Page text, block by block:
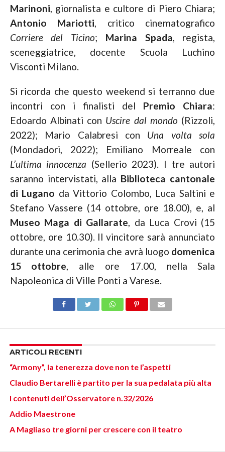
Marinoni, giornalista e cultore di Piero Chiara;
Antonio Mariotti, critico cinematografico
Corriere del Ticino; Marina Spada, regista,
sceneggiatrice, docente Scuola Luchino
Visconti Milano.
Si ricorda che questo weekend si terranno due
incontri con i finalisti del Premio Chiara:
Edoardo Albinati con Uscire dal mondo (Rizzoli,
2022); Mario Calabresi con Una volta sola
(Mondadori, 2022); Emiliano Morreale con
L’ultima innocenza (Sellerio 2023). I tre autori
saranno intervistati, alla Biblioteca cantonale
di Lugano da Vittorio Colombo, Luca Saltini e
Stefano Vassere (14 ottobre, ore 18.00), e, al
Museo Maga di Gallarate, da Luca Crovi (15
ottobre, ore 10.30). Il vincitore sarà annunciato
durante una cerimonia che avrà luogo domenica
15 ottobre, alle ore 17.00, nella Sala
Napoleonica di Ville Ponti a Varese.
ARTICOLI RECENTI
“Armony”, la tenerezza dove non te l’aspetti
Claudio Bertarelli è partito per la sua pedalata più alta
I contenuti dell’Osservatore n.32/2026
Addio Maestrone
A Magliaso tre giorni per crescere con il teatro